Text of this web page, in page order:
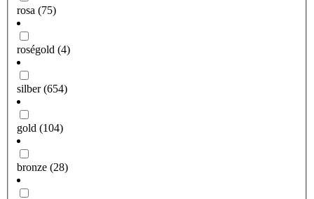
rosa (75)
roségold (4)
silber(654)
gold (104)
bronze (28)